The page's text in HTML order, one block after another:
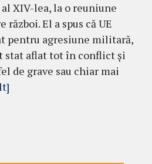
XIV-lea, la o reuniune
război. El a spus că UE
pentru agresiune militară,
stat aflat tot în conflict și
de grave sau chiar mai